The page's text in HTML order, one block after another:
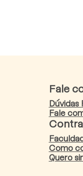
Fale
Dúvidas
Fale
Como
Quero